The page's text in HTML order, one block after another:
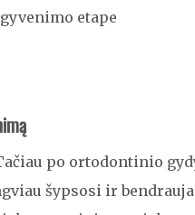
etape
po ortodontinio
šypsosi ir